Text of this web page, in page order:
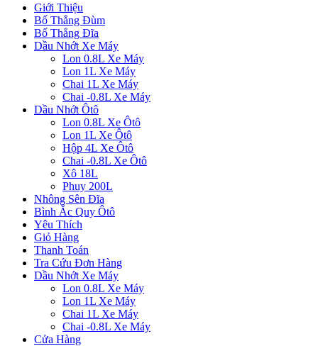
Giới Thiệu
Bố Thắng Đùm
Bố Thắng Đĩa
Dầu Nhớt Xe Máy
Lon 0.8L Xe Máy
Lon 1L Xe Máy
Chai 1L Xe Máy
Chai -0.8L Xe Máy
Dầu Nhớt Ôtô
Lon 0.8L Xe Ôtô
Lon 1L Xe Ôtô
Hộp 4L Xe Ôtô
Chai -0.8L Xe Ôtô
Xô 18L
Phuy 200L
Nhông Sên Đĩa
Bình Ắc Quy Ôtô
Yêu Thích
Giỏ Hàng
Thanh Toán
Tra Cứu Đơn Hàng
Dầu Nhớt Xe Máy
Lon 0.8L Xe Máy
Lon 1L Xe Máy
Chai 1L Xe Máy
Chai -0.8L Xe Máy
Cửa Hàng